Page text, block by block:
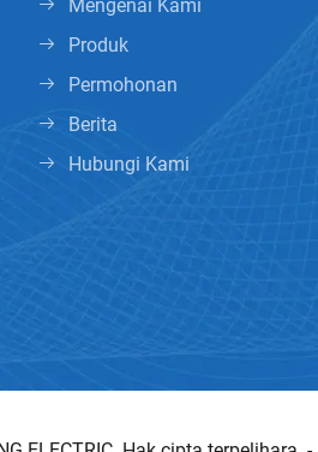
Mengenai Kami
Produk
Permohonan
Berita
Hubungi Kami